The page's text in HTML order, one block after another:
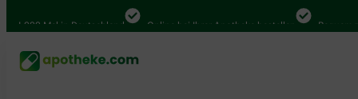
Mal in Deutschland Online bei Ihrer Apotheke bestellen Bequem